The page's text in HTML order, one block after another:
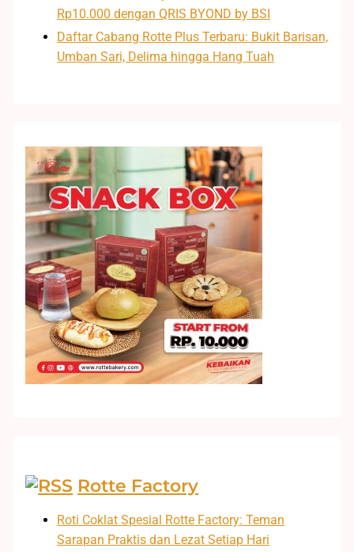
Rp10.000 dengan QRIS BYOND by BSI
Daftar Cabang Rotte Plus Terbaru: Bukit Barisan,
Umban Sari, Delima hingga Hang Tuah
Rotte Factory
Roti Coklat Spesial Rotte Factory: Teman
Sarapan Praktis dan Lezat Setiap Hari